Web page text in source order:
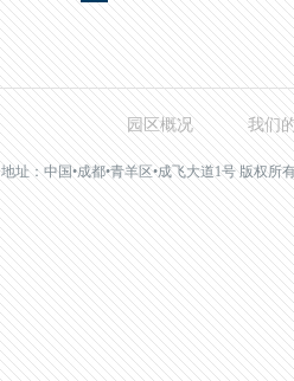
园区概况 我们
地址：中国•成都•青羊区•成飞大道1号 版权